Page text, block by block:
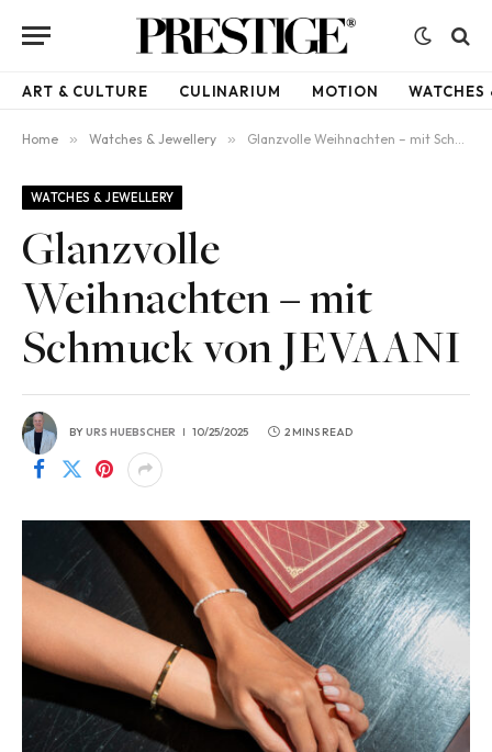
ART & CULTURE CULINARIUM MOTION WATCHES
Home » Watches & Jewellery » Glanzvolle Weihnachten – mit Schmuck von JEVAANI
WATCHES & JEWELLERY
Glanzvolle
Weihnachten – mit
Schmuck von JEVAANI
BYURS HUEBSCHER 10/25/2025 2 MINS READ